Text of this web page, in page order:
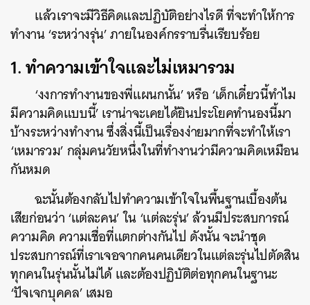
แล้วเราจะมีวิธีคิดและปฏิบัติอย่างไรดี ที่จะทำให้การ
ทำงาน ‘ระหว่างรุ่น’ ภายในองค์กรราบรื่นเรียบร้อย
1.ทำความเข้าใจและไม่เหมารวม
‘งงการทำงานของพี่แผนกนั้น’ หรือ ‘เด็กเดี๋ยวนี้ทำไม
มีความคิดแบบนี้’ เราน่าจะเคยได้ยินประโยคทำนองนี้มา
บ้างระหว่างทำงาน ซึ่งสิ่งนี้เป็นเรื่องง่ายมากที่จะทำให้เรา
‘เหมารวม’ กลุ่มคนวัยหนึ่งในที่ทำงานว่ามีความคิดเหมือน
กันหมด
ฉะนั้นต้องกลับไปทำความเข้าใจในพื้นฐานเบื้องต้น
เสียก่อนว่า ‘แต่ละคน’ ใน ‘แต่ละรุ่น’ ล้วนมีประสบการณ์
ความคิด ความเชื่อที่แตกต่างกันไป ดังนั้น จะนำชุด
ประสบการณ์ที่เราเจอจากคนคนเดียวในแต่ละรุ่นไปตัดสิน
ทุกคนในรุ่นนั้นไม่ได้ และต้องปฏิบัติต่อทุกคนในฐานะ
‘ปัจเจกบุคคล’ เสมอ